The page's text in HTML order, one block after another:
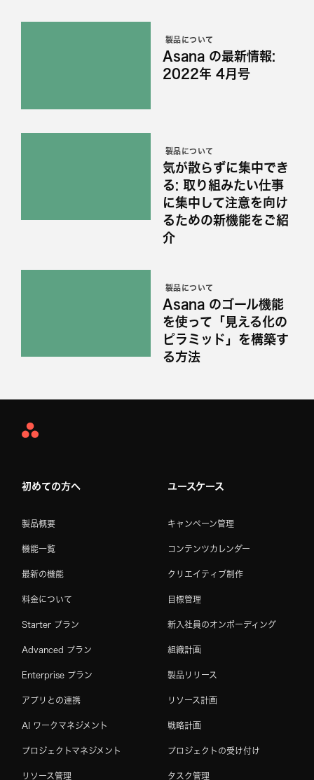
製品について
Asana の最新情報:
2022年 4月号
製品について
気が散らずに集中でき
る: 取り組みたい仕事
に集中して注意を向け
るための新機能をご紹
介
製品について
Asana のゴール機能
を使って「見える化の
ピラミッド」を構築す
る方法
Asana
初めての方へ
製品概要
機能一覧
最新の機能
料金について
Starter プラン
Advanced プラン
Enterprise プラン
アプリとの連携
AI ワークマネジメント
プロジェクトマネジメント
リソース管理
ユースケース
キャンペーン管理
コンテンツカレンダー
クリエイティブ制作
目標管理
新入社員のオンボーディング
組織計画
製品リリース
リソース計画
戦略計画
プロジェクトの受け付け
タスク管理